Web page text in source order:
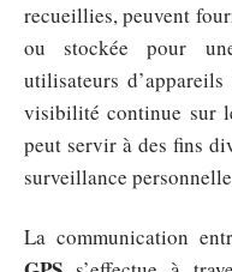
recueillies, peuvent
ou stockée pour
utilisateurs
visibilité continue sur
peut servir à des fins
surveillance
La communication